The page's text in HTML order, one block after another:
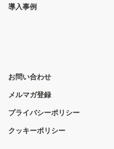
導入事例
お問い合わせ
メルマガ登録
プライバシーポリシー
クッキーポリシー